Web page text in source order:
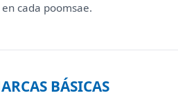
cada poomsae.
BÁSICAS